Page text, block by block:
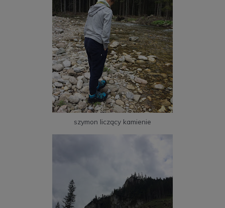
szymon liczący kamienie